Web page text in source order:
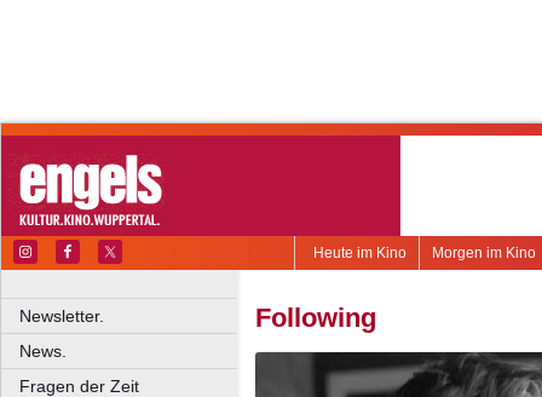
Morgen im Kino
Heute im Kino
Newsletter.
News.
Fragen der Zeit
Following